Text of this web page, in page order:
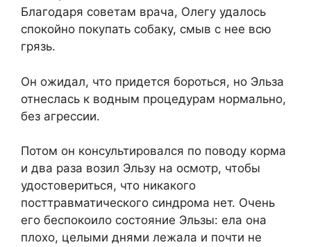
Благодаря советам врача, Олегу удалось
спокойно покупать собаку, смыв с нее всю
грязь.
Он ожидал, что придется бороться, но Эльза
отнеслась к водным процедурам нормально,
без агрессии.
Потом он консультировался по поводу корма
и два раза возил Эльзу на осмотр, чтобы
удостовериться, что никакого
посттравматического синдрома нет. Очень
его беспокоило состояние Эльзы: ела она
плохо, целыми днями лежала и почти не